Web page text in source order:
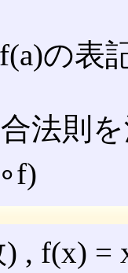
の表
法則
, f(x) =